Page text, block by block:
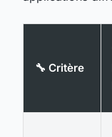
🔧 Critère